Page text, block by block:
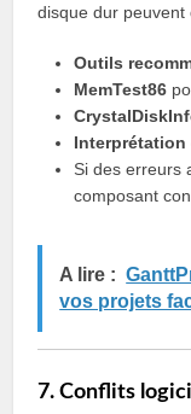
disque dur peuvent
Outils
MemTest86
Si des erreurs
composant
A lire :
vos projets
7. Conflits